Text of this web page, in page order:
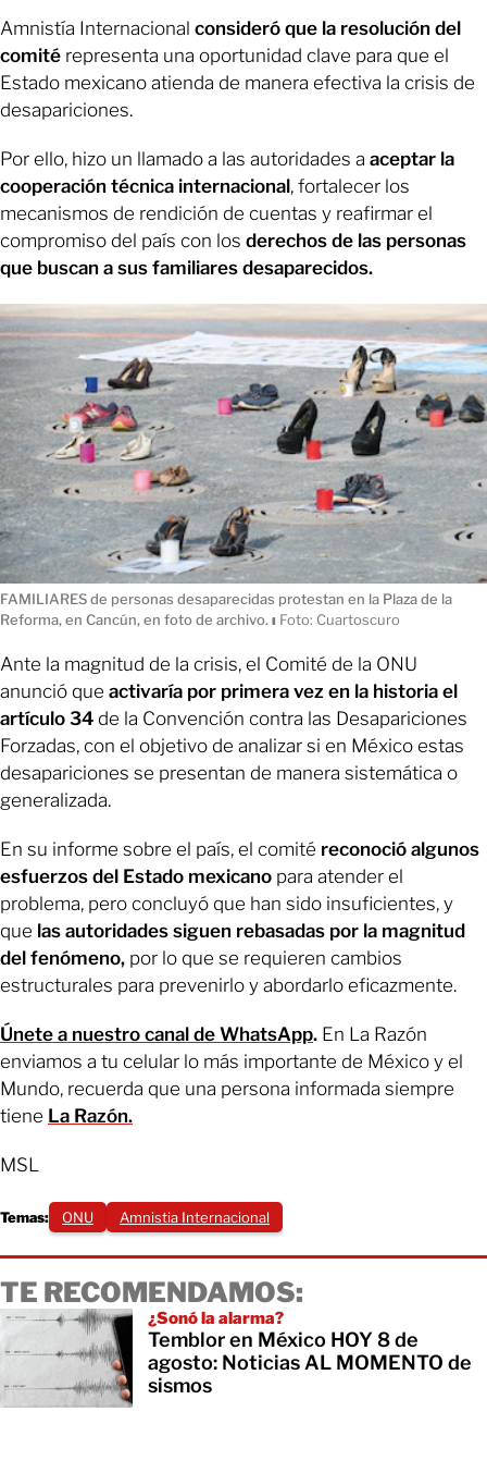
Amnistía Internacional consideró que la resolución del
comité representa una oportunidad clave para que el
Estado mexicano atienda de manera efectiva la crisis de
desapariciones.
Por ello, hizo un llamado a las autoridades a aceptar la
cooperación técnica internacional, fortalecer los
mecanismos de rendición de cuentas y reafirmar el
compromiso del país con los derechos de las personas
que buscan a sus familiares desaparecidos.
FAMILIARES de personas desaparecidas protestan en la Plaza de la
Reforma, en Cancún, en foto de archivo. ı Foto: Cuartoscuro
Ante la magnitud de la crisis, el Comité de la ONU
anunció que activaría por primera vez en la historia el
artículo 34 de la Convención contra las Desapariciones
Forzadas, con el objetivo de analizar si en México estas
desapariciones se presentan de manera sistemática o
generalizada.
En su informe sobre el país, el comité reconoció algunos
esfuerzos del Estado mexicano para atender el
problema, pero concluyó que han sido insuficientes, y
que las autoridades siguen rebasadas por la magnitud
del fenómeno, por lo que se requieren cambios
estructurales para prevenirlo y abordarlo eficazmente.
Únete a nuestro canal de WhatsApp. En La Razón
enviamos a tu celular lo más importante de México y el
Mundo, recuerda que una persona informada siempre
tiene La Razón.
MSL
Temas: ONU Amnistia Internacional
TE RECOMENDAMOS:
¿Sonó la alarma?
Temblor en México HOY 8 de
agosto: Noticias AL MOMENTO de
sismos